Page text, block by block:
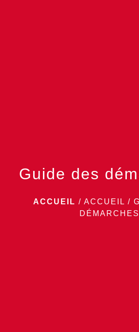
Guide des
ACCUEIL / ACCUEIL /
DÉMARCHES